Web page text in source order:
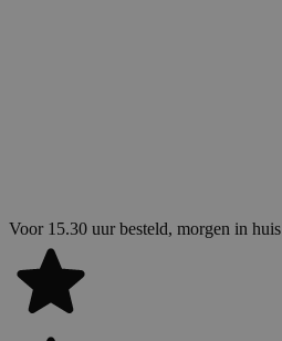
Voor 15.30 uur besteld, morgen in huis